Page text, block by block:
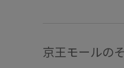
京王モールの